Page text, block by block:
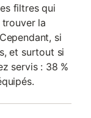
filtres qui
la
si
et surtout si
servis : 38 %